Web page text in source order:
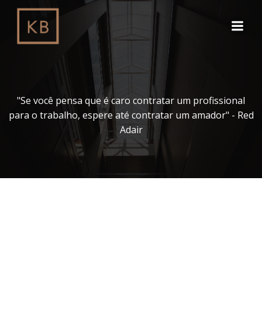
o
conteúdo
"Se você pensa que é caro contratar um profissional
para o trabalho, espere até contratar um amador" - Red
Adair